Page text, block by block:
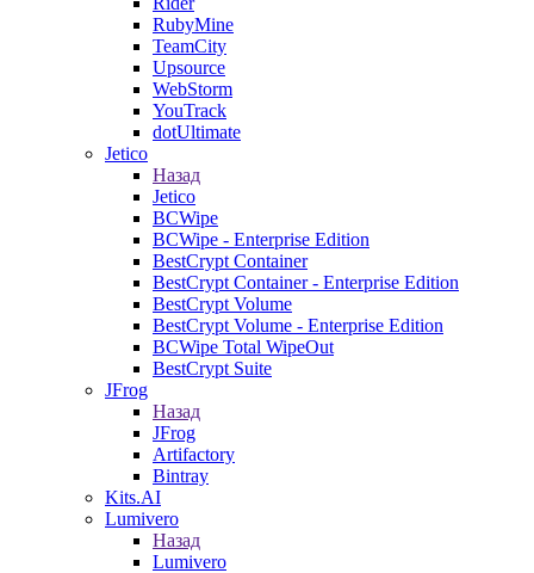
RubyMine
TeamCity
Upsource
WebStorm
YouTrack
dotUltimate
Jetico
Назад
Jetico
BCWipe
BCWipe - Enterprise Edition
BestCrypt Container
BestCrypt Container - Enterprise Edition
BestCrypt Volume
BestCrypt Volume - Enterprise Edition
BCWipe Total WipeOut
BestCrypt Suite
JFrog
Назад
JFrog
Artifactory
Bintray
Kits.AI
Lumivero
Назад
Lumivero